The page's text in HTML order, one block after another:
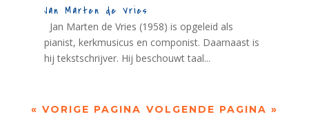
Jan Marten de Vries
Jan Marten de Vries (1958) is opgeleid als
pianist, kerkmusicus en componist. Daarnaast is
hij tekstschrijver. Hij beschouwt taal...
« VORIGE PAGINA VOLGENDE PAGINA »